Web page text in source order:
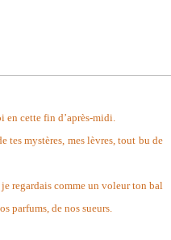
en cette fin d’après-midi.
tes mystères, mes lèvres, tout bu de
regardais comme un voleur ton bal
parfums, de nos sueurs.